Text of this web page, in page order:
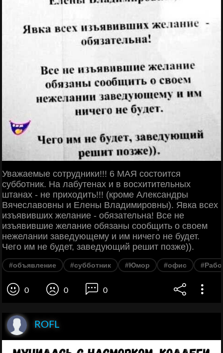
Уважаемые сотрудники!!! 6 МАЯ состоится
субботник. На лабутенах и в восхитительных
штанах - не приходить!!! (кроме Александры
Вячеславовны и Елены Владимировны). Явка всех
изъявивших желание - обязательна! Все не
изъявившие желание обязаны сообщить о своем
нежелании заведующему и им ничего не будет.
Чего им не будет, заведующий решит позже)).
#объявление #субботник #Юмор #офис
0 0 0
ROFL